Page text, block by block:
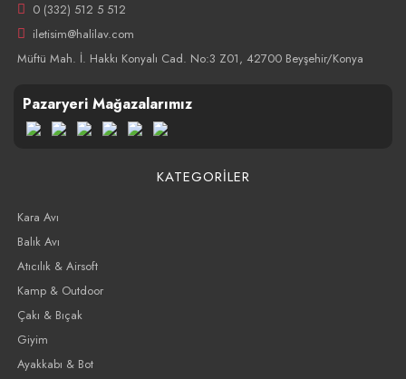
0 (332) 512 5 512
iletisim@halilav.com
Müftü Mah. İ. Hakkı Konyalı Cad. No:3 Z01, 42700 Beyşehir/Konya
Pazaryeri Mağazalarımız
KATEGORİLER
Kara Avı
Balık Avı
Atıcılık & Airsoft
Kamp & Outdoor
Çakı & Bıçak
Giyim
Ayakkabı & Bot